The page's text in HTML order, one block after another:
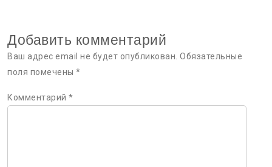
Добавить комментарий
Ваш адрес email не будет опубликован. Обязательные
поля помечены *
Комментарий *